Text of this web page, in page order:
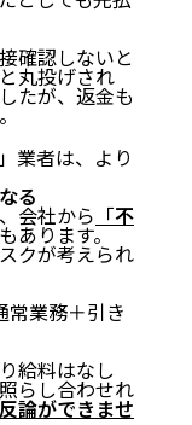
確認しないと
丸投げされ
たが、返金も
業者は、より
る
会社から 「不
あります。
クが考えられ
常業務＋引き
給料はなし
らし合わせれ
論ができませ